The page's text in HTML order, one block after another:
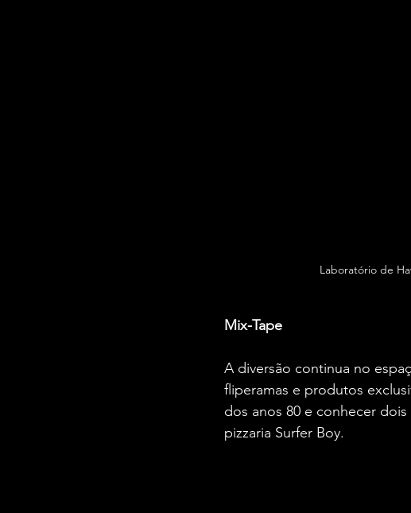
Laboratório de
Mix-Tape
A diversão continua no
fliperamas e produtos
dos anos 80 e conhecer
pizzaria Surfer Boy.